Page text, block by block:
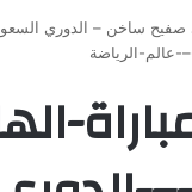
صفيح ساخن – الدوري
عالم-الرياضة